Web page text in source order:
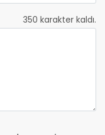
350 karakter kaldı.